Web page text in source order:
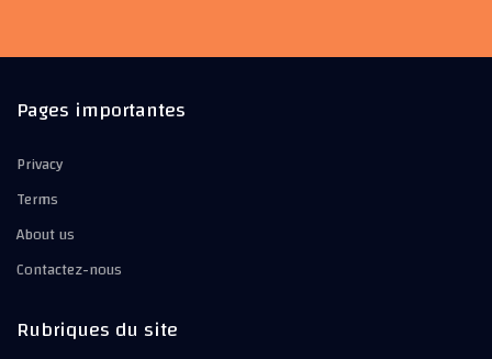
Pages importantes
Privacy
Terms
About us
Contactez-nous
Rubriques du site